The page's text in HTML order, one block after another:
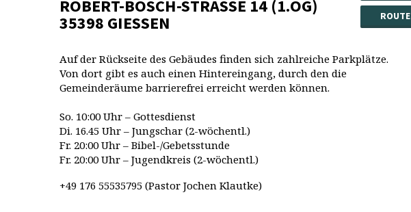
ROBERT-BOSCH-STRASSE 14 (1.OG)
35398 GIESSEN
ROUTE
Auf der Rückseite des Gebäudes finden sich zahlreiche Parkplätze.
Von dort gibt es auch einen Hintereingang, durch den die
Gemeinderäume barrierefrei erreicht werden können.
So. 10:00 Uhr – Gottesdienst
Di. 16.45 Uhr – Jungschar (2-wöchentl.)
Fr. 20:00 Uhr – Bibel-/Gebetsstunde
Fr. 20:00 Uhr – Jugendkreis (2-wöchentl.)
+49 176 55535795 (Pastor Jochen Klautke)